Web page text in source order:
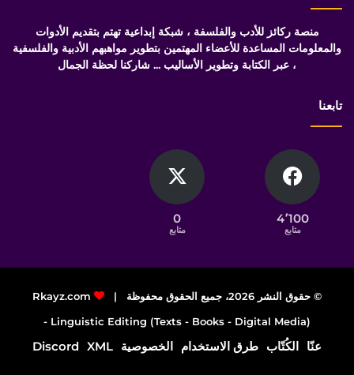
منصة ركائز للأدب والفلسفة ، شبكة إبداعية تهتم بتقديم الأدوات
والمعلومات المساعدة للأعضاء المهتمين بتطوير مواهبهم الأدبية والفلسفية
، عبر الكتابة وتطوير الأساليب ... شاركنا لحظة الجمال
تابعنا
4٬100
متابع
0
متابع
© حقوق النشر 2026، جميع الحقوق محفوظة |
Rkayz.com
Linguistic Editing (Texts - Books - Digital Media) -
عنّا الكُتّاب طرق الاستخدام الخصوصية XML
Discord